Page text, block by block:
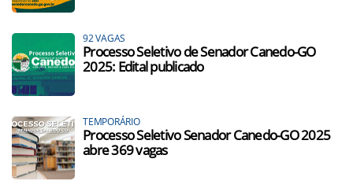
92 VAGAS
Processo Seletivo de Senador Canedo-GO
2025: Edital publicado
TEMPORÁRIO
Processo Seletivo Senador Canedo-GO 2025
abre 369 vagas